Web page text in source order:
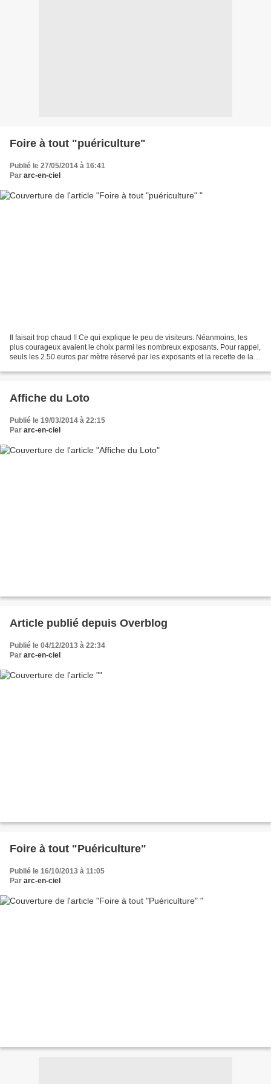
Foire à tout "puériculture"
Publié le 27/05/2014 à 16:41
Par arc-en-ciel
Il faisait trop chaud !! Ce qui explique le peu de visiteurs. Néanmoins, les
plus courageux avaient le choix parmi les nombreux exposants. Pour rappel,
seuls les 2.50 euros par mètre réservé par les exposants et la recette de la
Affiche du Loto
Publié le 19/03/2014 à 22:15
Par arc-en-ciel
Article publié depuis Overblog
Publié le 04/12/2013 à 22:34
Par arc-en-ciel
Foire à tout "Puériculture"
Publié le 16/10/2013 à 11:05
Par arc-en-ciel